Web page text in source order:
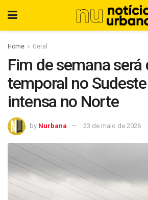
Home Geral
Fim de semana será
temporal no
intensa no Norte
by Nurbana 23 de maio de 2026